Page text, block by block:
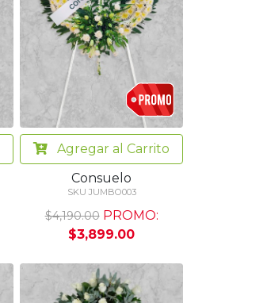
Agregaral Carrito
Consuelo
SKU JUMBO003
$4,190.00 PROMO:
$3,899.00